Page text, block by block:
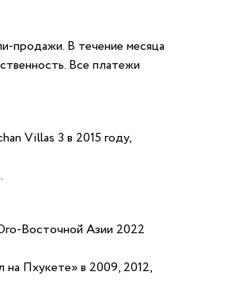
продажи. В течение месяца
Все платежи
Villas 3 в 2015 году,
Восточной Азии 2022
на Пхукете» в 2009, 2012,